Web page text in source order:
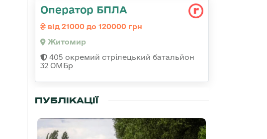
Оператор БПЛА
від 21000 до 120000 грн
Житомир
405 окремий стрілецький батальйон
32 ОМБр
ПУБЛІКАЦІЇ